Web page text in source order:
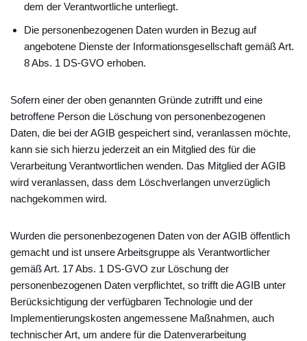
dem der Verantwortliche unterliegt.
Die personenbezogenen Daten wurden in Bezug auf
angebotene Dienste der Informationsgesellschaft gemäß Art.
8 Abs. 1 DS-GVO erhoben.
Sofern einer der oben genannten Gründe zutrifft und eine
betroffene Person die Löschung von personenbezogenen
Daten, die bei der AGIB gespeichert sind, veranlassen möchte,
kann sie sich hierzu jederzeit an ein Mitglied des für die
Verarbeitung Verantwortlichen wenden. Das Mitglied der AGIB
wird veranlassen, dass dem Löschverlangen unverzüglich
nachgekommen wird.
Wurden die personenbezogenen Daten von der AGIB öffentlich
gemacht und ist unsere Arbeitsgruppe als Verantwortlicher
gemäß Art. 17 Abs. 1 DS-GVO zur Löschung der
personenbezogenen Daten verpflichtet, so trifft die AGIB unter
Berücksichtigung der verfügbaren Technologie und der
Implementierungskosten angemessene Maßnahmen, auch
technischer Art, um andere für die Datenverarbeitung